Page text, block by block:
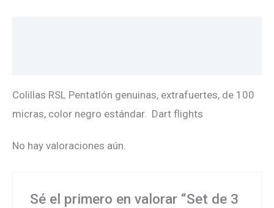
Colillas RSL Pentatlón genuinas, extrafuertes, de 100
micras, color negro estándar. Dart flights
No hay valoraciones aún.
Sé el primero en valorar “Set de 3